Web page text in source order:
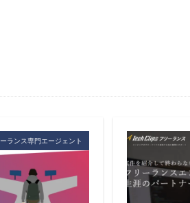
基礎知識
ア
ランス専門エージェント